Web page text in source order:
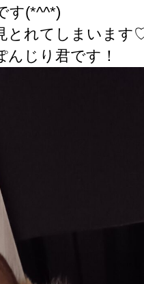
す(*^^*)
とれてしまいます
じり君です！